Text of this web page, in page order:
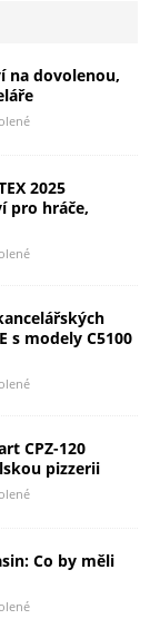
na dovolenou,
2025
pro hráče,
s modely C5100
CPZ-120
pizzerii
Co by měli